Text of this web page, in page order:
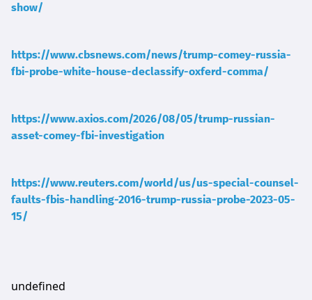
show/
https://www.cbsnews.com/news/trump-comey-russia-
fbi-probe-white-house-declassify-oxferd-comma/
https://www.axios.com/2026/08/05/trump-russian-
asset-comey-fbi-investigation
https://www.reuters.com/world/us/us-special-counsel-
faults-fbis-handling-2016-trump-russia-probe-2023-05-
15/
undefined